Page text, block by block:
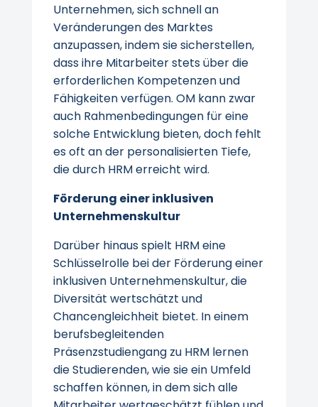
Unternehmen, sich schnell an
Veränderungen des Marktes
anzupassen, indem sie sicherstellen,
dass ihre Mitarbeiter stets über die
erforderlichen Kompetenzen und
Fähigkeiten verfügen. OM kann zwar
auch Rahmenbedingungen für eine
solche Entwicklung bieten, doch fehlt
es oft an der personalisierten Tiefe,
die durch HRM erreicht wird.
Förderung einer inklusiven
Unternehmenskultur
Darüber hinaus spielt HRM eine
Schlüsselrolle bei der Förderung einer
inklusiven Unternehmenskultur, die
Diversität wertschätzt und
Chancengleichheit bietet. In einem
berufsbegleitenden
Präsenzstudiengang zu HRM lernen
die Studierenden, wie sie ein Umfeld
schaffen können, in dem sich alle